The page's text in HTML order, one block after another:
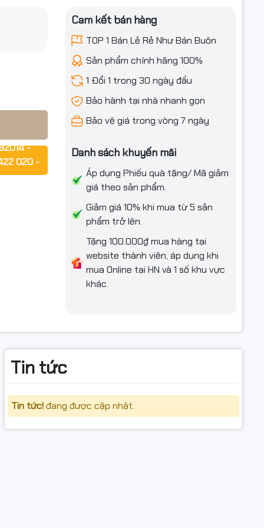
-
020 -
Cam kết bán hàng
TOP 1 Bán Lẻ Rẻ Như Bán Buôn
Sản phẩm chính hãng 100%
1 Đổi 1 trong 30 ngày đầu
Bảo hành tại nhà nhanh gọn
Bảo vệ giá trong vòng 7 ngày
Danh sách khuyến mãi
Áp dụng Phiếu quà tặng/ Mã giảm
giá theo sản phẩm.
Giảm giá 10% khi mua từ 5 sản
phẩm trở lên.
Tặng 100.000₫ mua hàng tại
website thành viên, áp dụng khi
mua Online tại HN và 1 số khu vực
khác.
Tin tức
Tin tức!đang được cập nhật.
trời.
Ngoài